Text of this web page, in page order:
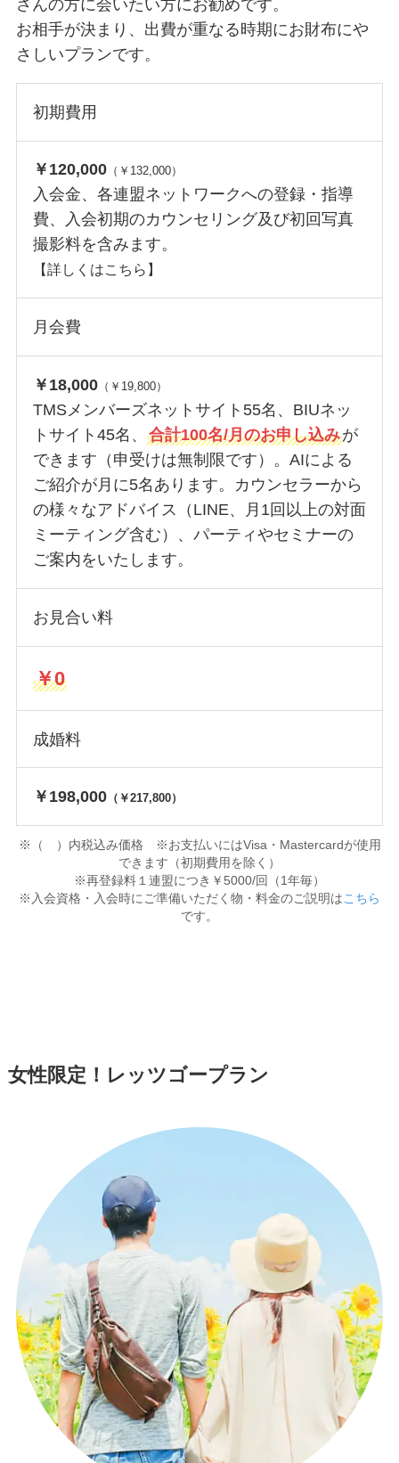
さんの方に会いたい方にお勧めです。
お相手が決まり、出費が重なる時期にお財布にや
さしいプランです。
初期費用
￥120,000（￥132,000）
入会金、各連盟ネットワークへの登録・指導
費、入会初期のカウンセリング及び初回写真
撮影料を含みます。
【詳しくはこちら】
月会費
￥18,000（￥19,800）
TMSメンバーズネットサイト55名、BIUネッ
トサイト45名、 合計100名/月のお申し込みが
できます（申受けは無制限です）。AIによる
ご紹介が月に5名あります。カウンセラーから
の様々なアドバイス（LINE、月1回以上の対面
ミーティング含む）、パーティやセミナーの
ご案内をいたします。
お見合い料
￥0
成婚料
￥198,000（￥217,800）
※（ ）内税込み価格 ※お支払いにはVisa・Mastercardが使用
できます（初期費用を除く）
※再登録料１連盟につき￥5000/回（1年毎）
※入会資格・入会時にご準備いただく物・料金のご説明はこちら
です。
女性限定！レッツゴープラン